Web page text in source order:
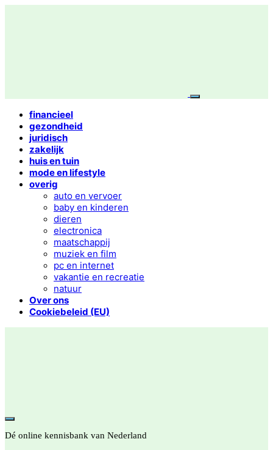
financieel
gezondheid
juridisch
zakelijk
huis en tuin
mode en lifestyle
overig
auto en vervoer
baby en kinderen
dieren
electronica
maatschappij
muziek en film
pc en internet
vakantie en recreatie
natuur
Over ons
Cookiebeleid (EU)
Dé online kennisbank van Nederland